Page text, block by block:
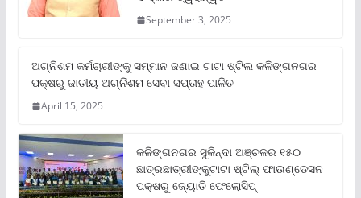
September 3, 2025
ଅଗ୍ନିଶମ କର୍ମଚାରୀଙ୍କୁ ସମ୍ମାନ ଜଣାଇ ଟାଟା ଷ୍ଟିଲ କଳିଙ୍ଗନଗର
ପକ୍ଷରୁ ଜାତୀୟ ଅଗ୍ନିଶମ ସେବା ସପ୍ତାହ ପାଳିତ
April 15, 2025
କଳିଙ୍ଗନଗର ସୁକିନ୍ଦା ଅଞ୍ଚଳର ୧୫୦
ଛାତ୍ରଛାତ୍ରୀଙ୍କୁଟାଟା ଷ୍ଟିଲ୍ ଫାଉଣ୍ଡେସନ
ପକ୍ଷରୁ ଜ୍ୟୋତି ଫେଲୋସିପ୍‌